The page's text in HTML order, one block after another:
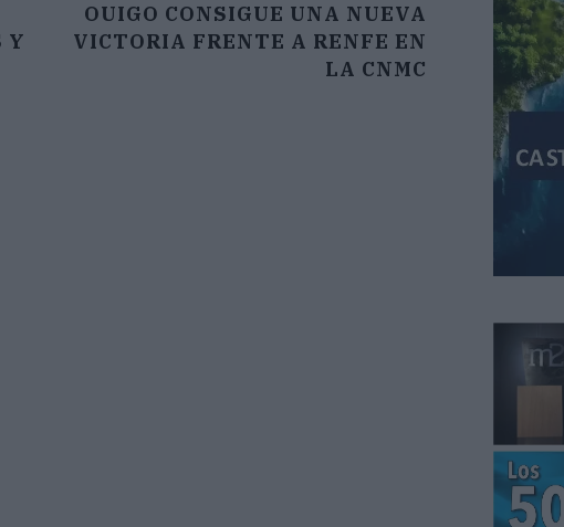
Y
OUIGO CONSIGUE UNA NUEVA
VICTORIA FRENTE A RENFE EN
LA CNMC